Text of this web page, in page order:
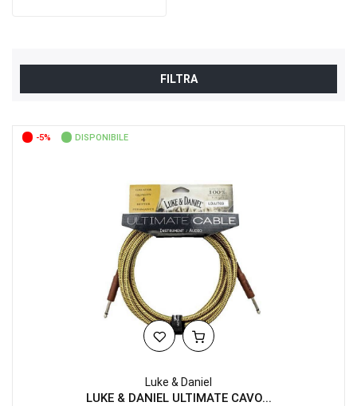
FILTRA
-5% DISPONIBILE
Luke & Daniel
LUKE & DANIEL ULTIMATE CAVO...